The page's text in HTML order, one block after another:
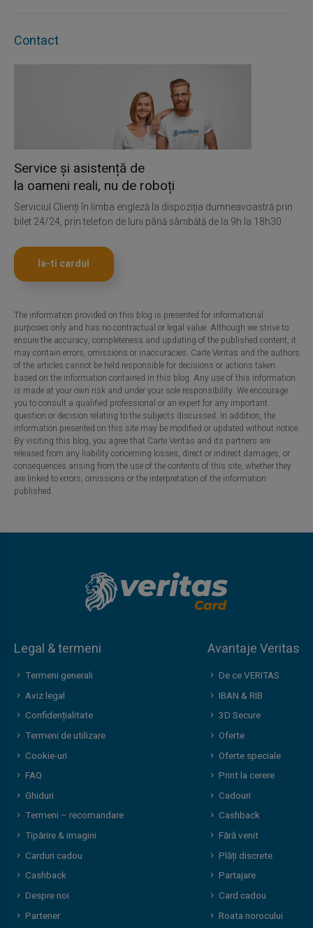
Contact
Service și asistență de
la oameni reali, nu de roboți
Serviciul Clienți în limba engleză la dispoziția dumneavoastră prin
bilet 24/24, prin telefon de luni până sâmbătă de la 9h la 18h30
Ia-ti cardul
The information provided on this blog is presented for informational
purposes only and has no contractual or legal value. Although we strive to
ensure the accuracy, completeness and updating of the published content, it
may contain errors, omissions or inaccuracies. Carte Veritas and the authors
of the articles cannot be held responsible for decisions or actions taken
based on the information contained in this blog. Any use of this information
is made at your own risk and under your sole responsibility. We encourage
you to consult a qualified professional or an expert for any important
question or decision relating to the subjects discussed. In addition, the
information presented on this site may be modified or updated without notice.
By visiting this blog, you agree that Carte Veritas and its partners are
released from any liability concerning losses, direct or indirect damages, or
consequences arising from the use of the contents of this site, whether they
are linked to errors, omissions or the interpretation of the information
published.
Legal & termeni
Termeni generali
Aviz legal
Confidențialitate
Termeni de utilizare
Cookie-uri
FAQ
Ghiduri
Termeni – recomandare
Tipărire & imagini
Carduri cadou
Cashback
Despre noi
Partener
Avantaje Veritas
De ce VERITAS
IBAN & RIB
3D Secure
Oferte
Oferte speciale
Print la cerere
Cadouri
Cashback
Fără venit
Plăți discrete
Partajare
Card cadou
Roata norocului